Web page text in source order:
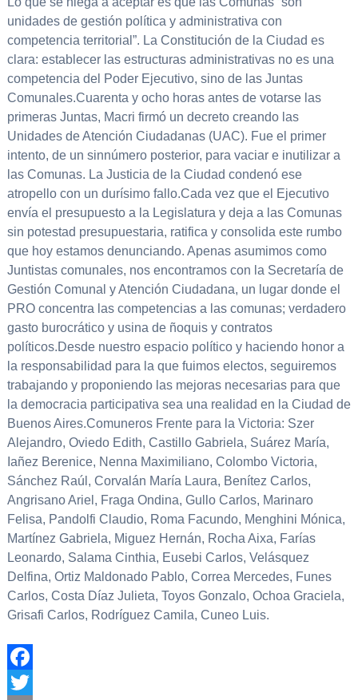
unidades de gestión política y administrativa con
competencia territorial”. La Constitución de la Ciudad es
clara: establecer las estructuras administrativas no es una
competencia del Poder Ejecutivo, sino de las Juntas
Comunales.Cuarenta y ocho horas antes de votarse las
primeras Juntas, Macri firmó un decreto creando las
Unidades de Atención Ciudadanas (UAC). Fue el primer
intento, de un sinnúmero posterior, para vaciar e inutilizar a
las Comunas. La Justicia de la Ciudad condenó ese
atropello con un durísimo fallo.Cada vez que el Ejecutivo
envía el presupuesto a la Legislatura y deja a las Comunas
sin potestad presupuestaria, ratifica y consolida este rumbo
que hoy estamos denunciando. Apenas asumimos como
Juntistas comunales, nos encontramos con la Secretaría de
Gestión Comunal y Atención Ciudadana, un lugar donde el
PRO concentra las competencias a las comunas; verdadero
gasto burocrático y usina de ñoquis y contratos
políticos.Desde nuestro espacio político y haciendo honor a
la responsabilidad para la que fuimos electos, seguiremos
trabajando y proponiendo las mejoras necesarias para que
la democracia participativa sea una realidad en la Ciudad de
Buenos Aires.Comuneros Frente para la Victoria: Szer
Alejandro, Oviedo Edith, Castillo Gabriela, Suárez María,
Iañez Berenice, Nenna Maximiliano, Colombo Victoria,
Sánchez Raúl, Corvalán María Laura, Benítez Carlos,
Angrisano Ariel, Fraga Ondina, Gullo Carlos, Marinaro
Felisa, Pandolfi Claudio, Roma Facundo, Menghini Mónica,
Martínez Gabriela, Miguez Hernán, Rocha Aixa, Farías
Leonardo, Salama Cinthia, Eusebi Carlos, Velásquez
Delfina, Ortiz Maldonado Pablo, Correa Mercedes, Funes
Carlos, Costa Díaz Julieta, Toyos Gonzalo, Ochoa Graciela,
Grisafi Carlos, Rodríguez Camila, Cuneo Luis.
Facebook